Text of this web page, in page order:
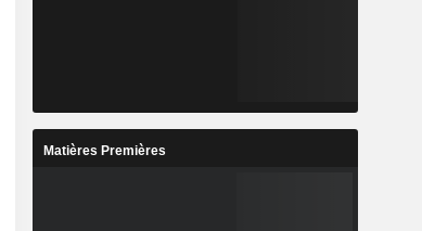
Matières Premières